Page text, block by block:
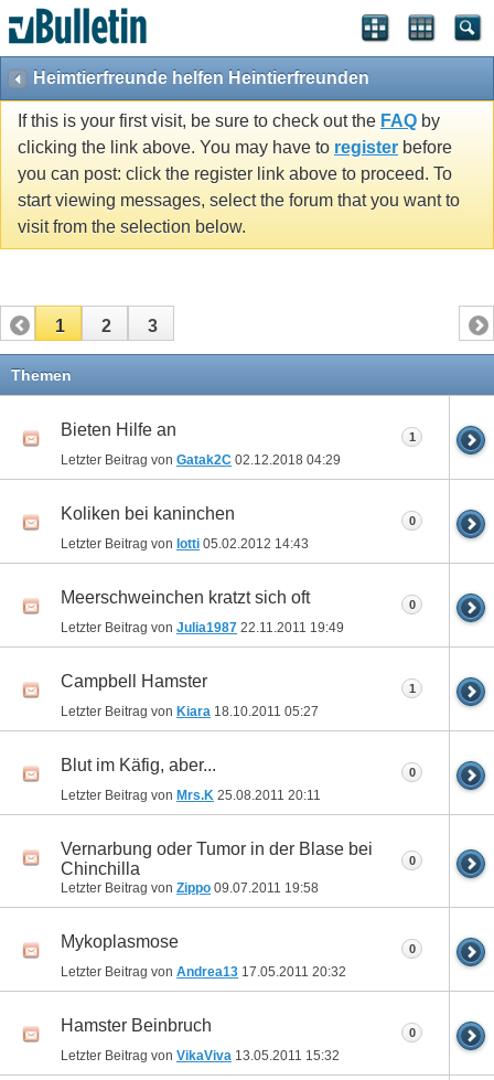
Heimtierfreunde helfen Heintierfreunden
If this is your first visit, be sure to check out the FAQ by
clicking the link above. You may have to register before
you can post: click the register link above to proceed. To
start viewing messages, select the forum that you want to
visit from the selection below.
1 2 3
Themen
Bieten Hilfe an
Letzter Beitrag von Gatak2C 02.12.2018 04:29
1
Koliken bei kaninchen
Letzter Beitrag von lotti 05.02.2012 14:43
0
Meerschweinchen kratzt sich oft
Letzter Beitrag von Julia1987 22.11.2011 19:49
0
Campbell Hamster
Letzter Beitrag von Kiara 18.10.2011 05:27
1
Blut im Käfig, aber...
Letzter Beitrag von Mrs.K 25.08.2011 20:11
0
Vernarbung oder Tumor in der Blase bei
Chinchilla
Letzter Beitrag von Zippo 09.07.2011 19:58
0
Mykoplasmose
Letzter Beitrag von Andrea13 17.05.2011 20:32
0
Hamster Beinbruch
Letzter Beitrag von VikaViva 13.05.2011 15:32
0